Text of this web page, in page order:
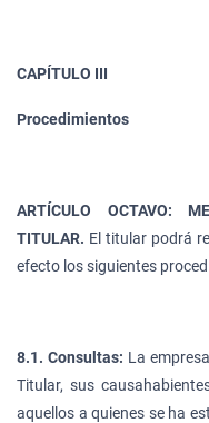
CAPÍTULO III
Procedimientos
ARTÍCULO OCTAVO:
TITULAR. El titular podrá
efecto los siguientes
8.1. Consultas: La
Titular, sus
aquellos a quienes se ha